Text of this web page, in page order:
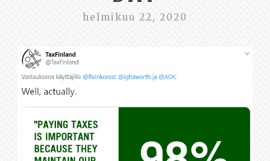
helmikuu 22, 2020